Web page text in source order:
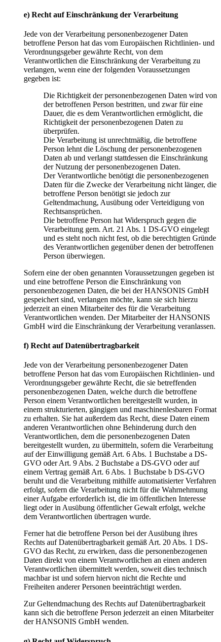
e) Recht auf Einschränkung der Verarbeitung
Jede von der Verarbeitung personenbezogener Daten
betroffene Person hat das vom Europäischen Richtlinien- und
Verordnungsgeber gewährte Recht, von dem
Verantwortlichen die Einschränkung der Verarbeitung zu
verlangen, wenn eine der folgenden Voraussetzungen
gegeben ist:
Die Richtigkeit der personenbezogenen Daten wird von
der betroffenen Person bestritten, und zwar für eine
Dauer, die es dem Verantwortlichen ermöglicht, die
Richtigkeit der personenbezogenen Daten zu
überprüfen.
Die Verarbeitung ist unrechtmäßig, die betroffene
Person lehnt die Löschung der personenbezogenen
Daten ab und verlangt stattdessen die Einschränkung
der Nutzung der personenbezogenen Daten.
Der Verantwortliche benötigt die personenbezogenen
Daten für die Zwecke der Verarbeitung nicht länger, die
betroffene Person benötigt sie jedoch zur
Geltendmachung, Ausübung oder Verteidigung von
Rechtsansprüchen.
Die betroffene Person hat Widerspruch gegen die
Verarbeitung gem. Art. 21 Abs. 1 DS-GVO eingelegt
und es steht noch nicht fest, ob die berechtigten Gründe
des Verantwortlichen gegenüber denen der betroffenen
Person überwiegen.
Sofern eine der oben genannten Voraussetzungen gegeben ist
und eine betroffene Person die Einschränkung von
personenbezogenen Daten, die bei der HANSONIS GmbH
gespeichert sind, verlangen möchte, kann sie sich hierzu
jederzeit an einen Mitarbeiter des für die Verarbeitung
Verantwortlichen wenden. Der Mitarbeiter der HANSONIS
GmbH wird die Einschränkung der Verarbeitung veranlassen.
f) Recht auf Datenübertragbarkeit
Jede von der Verarbeitung personenbezogener Daten
betroffene Person hat das vom Europäischen Richtlinien- und
Verordnungsgeber gewährte Recht, die sie betreffenden
personenbezogenen Daten, welche durch die betroffene
Person einem Verantwortlichen bereitgestellt wurden, in
einem strukturierten, gängigen und maschinenlesbaren Format
zu erhalten. Sie hat außerdem das Recht, diese Daten einem
anderen Verantwortlichen ohne Behinderung durch den
Verantwortlichen, dem die personenbezogenen Daten
bereitgestellt wurden, zu übermitteln, sofern die Verarbeitung
auf der Einwilligung gemäß Art. 6 Abs. 1 Buchstabe a DS-
GVO oder Art. 9 Abs. 2 Buchstabe a DS-GVO oder auf
einem Vertrag gemäß Art. 6 Abs. 1 Buchstabe b DS-GVO
beruht und die Verarbeitung mithilfe automatisierter Verfahren
erfolgt, sofern die Verarbeitung nicht für die Wahrnehmung
einer Aufgabe erforderlich ist, die im öffentlichen Interesse
liegt oder in Ausübung öffentlicher Gewalt erfolgt, welche
dem Verantwortlichen übertragen wurde.
Ferner hat die betroffene Person bei der Ausübung ihres
Rechts auf Datenübertragbarkeit gemäß Art. 20 Abs. 1 DS-
GVO das Recht, zu erwirken, dass die personenbezogenen
Daten direkt von einem Verantwortlichen an einen anderen
Verantwortlichen übermittelt werden, soweit dies technisch
machbar ist und sofern hiervon nicht die Rechte und
Freiheiten anderer Personen beeinträchtigt werden.
Zur Geltendmachung des Rechts auf Datenübertragbarkeit
kann sich die betroffene Person jederzeit an einen Mitarbeiter
der HANSONIS GmbH wenden.